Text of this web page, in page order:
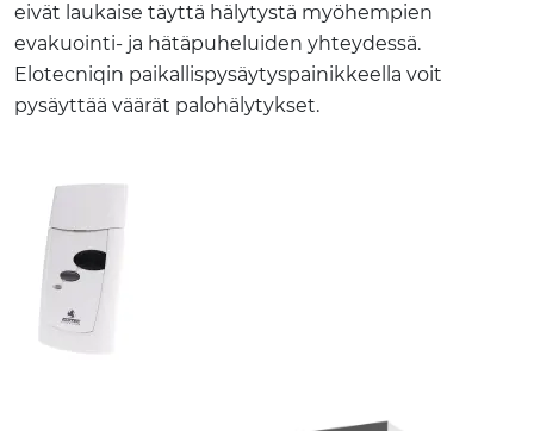
eivät laukaise täyttä hälytystä myöhempien
evakuointi- ja hätäpuheluiden yhteydessä.
Elotecniqin paikallispysäytyspainikkeella voit
pysäyttää väärät palohälytykset.
VERKKOKAUPPA